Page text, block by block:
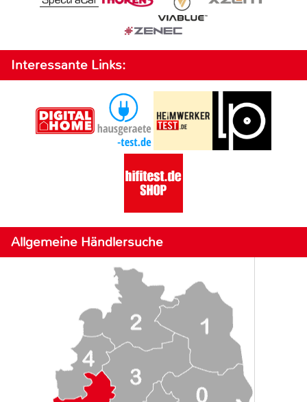
Interessante Links:
Allgemeine Händlersuche